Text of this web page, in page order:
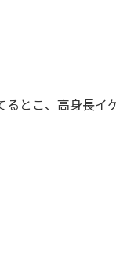
とこ、高身長イ